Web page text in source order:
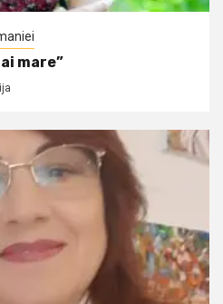
mare”